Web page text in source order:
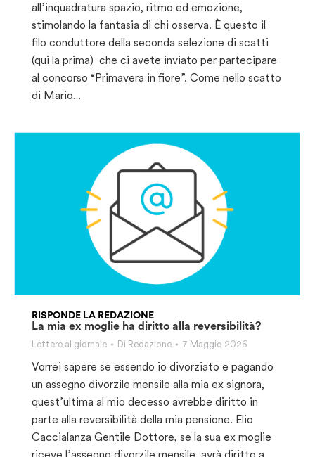
all’inquadratura spazio, ritmo ed emozione,
stimolando la fantasia di chi osserva. È questo il
filo conduttore della seconda selezione di scatti
(qui la prima) che ci avete inviato per partecipare
al concorso “Primavera in fiore”. Come nello scatto
di Mario…
RISPONDE LA REDAZIONE
La mia ex moglie ha diritto alla reversibilità?
Lettere al giornale Di Redazione 7 Maggio 2026
Vorrei sapere se essendo io divorziato e pagando
un assegno divorzile mensile alla mia ex signora,
quest’ultima al mio decesso avrebbe diritto in
parte alla reversibilità della mia pensione. Elio
Caccialanza Gentile Dottore, se la sua ex moglie